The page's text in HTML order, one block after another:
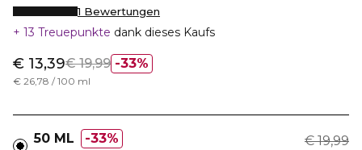
1 Bewertungen
13 Treuepunkte dank dieses Kaufs
33%
€ 13,39€ 19,99
€ 26,78 / 100 ml
50 ML 33% € 19,99